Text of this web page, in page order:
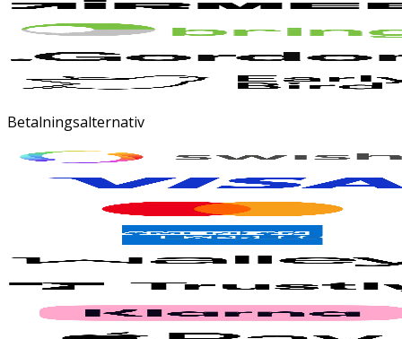
Betalningsalternativ